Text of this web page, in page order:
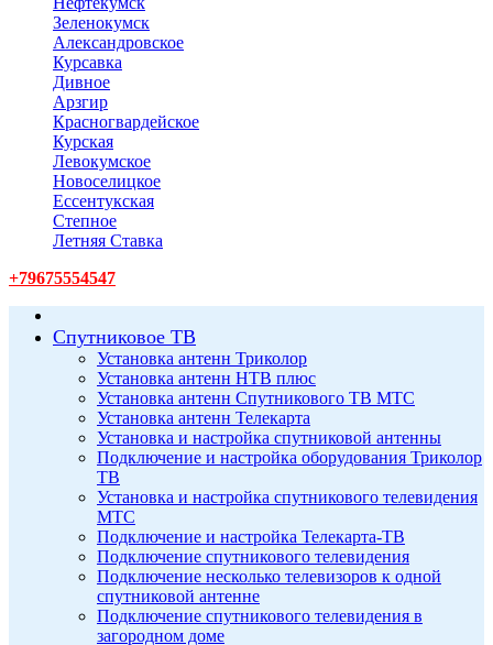
Зеленокумск
Александровское
Курсавка
Дивное
Арзгир
Красногвардейское
Курская
Левокумское
Новоселицкое
Ессентукская
Степное
Летняя Ставка
+79675554547
Спутниковое ТВ
Установка антенн Триколор
Установка антенн НТВ плюс
Установка антенн Спутникового ТВ МТС
Установка антенн Телекарта
Установка и настройка спутниковой антенны
Подключение и настройка оборудования Триколор
ТВ
Установка и настройка спутникового телевидения
МТС
Подключение и настройка Телекарта-ТВ
Подключение спутникового телевидения
Подключение несколько телевизоров к одной
спутниковой антенне
Подключение спутникового телевидения в
загородном доме